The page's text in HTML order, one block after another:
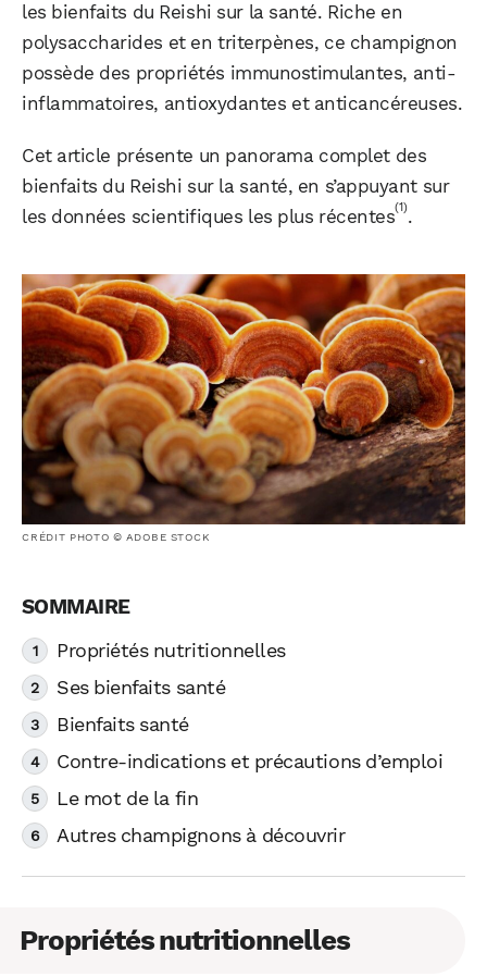
les bienfaits du Reishi sur la santé. Riche en
polysaccharides et en triterpènes, ce champignon
possède des propriétés immunostimulantes, anti-
inflammatoires, antioxydantes et anticancéreuses.
Cet article présente un panorama complet des
bienfaits du Reishi sur la santé, en s’appuyant sur
les données scientifiques les plus récentes(1).
CRÉDIT PHOTO © ADOBE STOCK
Propriétés nutritionnelles
Ses bienfaits santé
Bienfaits santé
Contre-indications et précautions d’emploi
Le mot de la fin
Autres champignons à découvrir
Propriétés nutritionnelles